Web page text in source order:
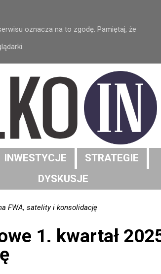
oznacza na to zgodę. Pamiętaj, że
INWESTYCJE STRATEGIE
DYSKUSJE
FWA, satelity i konsolidację
1. kwartał